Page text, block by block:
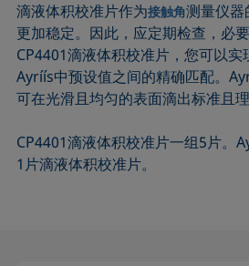
滴液体积校准片作为接触角测量仪器
更加稳定。因此，应定期检查，必
CP4401滴液体积校准片，您可以
Ayríís中预设值之间的精确匹配。
可在光滑且均匀的表面滴出标准且理
CP4401滴液体积校准片一组5片。
1片滴液体积校准片。